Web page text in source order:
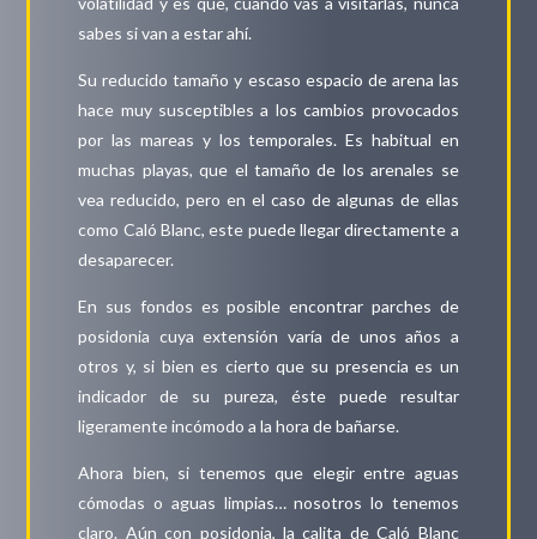
sabes si van a estar ahí.
Su reducido tamaño y escaso espacio de arena las
hace muy susceptibles a los cambios provocados
por las mareas y los temporales. Es habitual en
muchas playas, que el tamaño de los arenales se
vea reducido, pero en el caso de algunas de ellas
como Caló Blanc, este puede llegar directamente a
desaparecer.
En sus fondos es posible encontrar parches de
posidonia cuya extensión varía de unos años a
otros y, si bien es cierto que su presencia es un
indicador de su pureza, éste puede resultar
ligeramente incómodo a la hora de bañarse.
Ahora bien, si tenemos que elegir entre aguas
cómodas o aguas limpias… nosotros lo tenemos
claro. Aún con posidonia, la calita de Caló Blanc